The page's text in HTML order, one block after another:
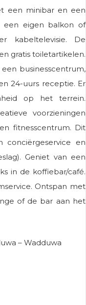
een minibar en een
een eigen balkon of
kabeltelevisie. De
gratis toiletartikelen.
businesscentrum,
24-uurs receptie. Er
op het terrein.
voorzieningen
fitnesscentrum. Dit
en
Geniet van een
in de koffiebar/café.
Ontspan met
of de bar aan het
– Wadduwa